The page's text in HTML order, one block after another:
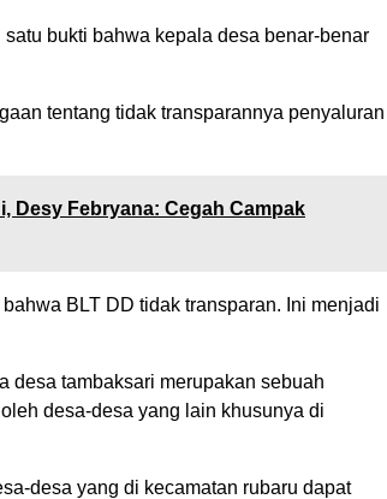
bukti bahwa kepala desa benar-benar
tentang tidak transparannya penyaluran
Desy Febryana: Cegah Campak
BLT DD tidak transparan. Ini menjadi
desa tambaksari merupakan sebuah
desa-desa yang lain khusunya di
desa yang di kecamatan rubaru dapat